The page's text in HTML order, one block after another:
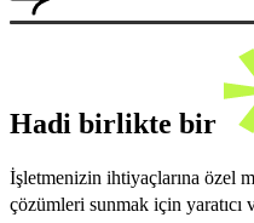
Hadi birlikte bir
İşletmenizin ihtiyaçlarına özel
çözümleri sunmak için yaratıcı